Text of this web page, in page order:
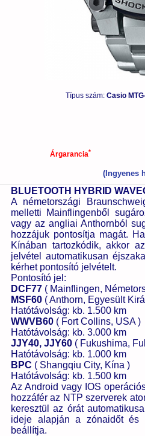
Típus szám: Casio
Árgarancia*
(Ingyenes
BLUETOOTH HYBRID
A németországi
melletti Mainflingenből
vagy az angliai Anthornból
hozzájuk pontosítja magát.
Kínában tartozkódik, akkor
jelvétel automatikusan
kérhet pontosító jelvételt.
Pontosító jel:
DCF77 ( Mainflingen,
MSF60 ( Anthorn, Egyesült
Hatótávolság: kb. 1.500 km
WWVB60 ( Fort Collins, USA )
Hatótávolság: kb. 3.000 km
JJY40, JJY60 ( Fukushima,
Hatótávolság: kb. 1.000 km
BPC ( Shangqiu City, Kína )
Hatótávolság: kb. 1.500 km
Az Android vagy IOS
hozzáfér az NTP szerverek
keresztül az órát
ideje alapján a zónaidőt és
beállítja.